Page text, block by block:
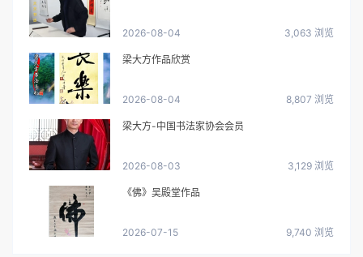
2026-08-04 3,063 浏览
梁大方作品欣赏
2026-08-04 8,807 浏览
梁大方-中国书法家协会会员
2026-08-03 3,129 浏览
《佛》吴殿堂作品
2026-07-15 9,740 浏览